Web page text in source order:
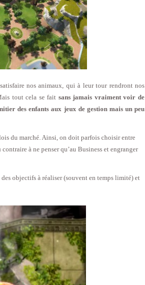
nos animaux, qui à leur tour rendront nos
tout cela se fait sans jamais vraiment voir de
des enfants aux jeux de gestion mais un peu
du marché. Ainsi, on doit parfois choisir entre
à ne penser qu’au Business et engranger
des objectifs à réaliser (souvent en temps limité) et